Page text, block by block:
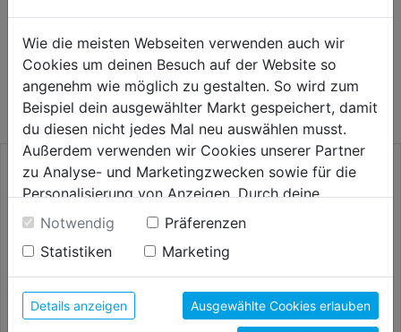
WEITERE PRODUKTE AUS DIESER
KATEGORIE
Wie die meisten Webseiten verwenden auch wir
Cookies um deinen Besuch auf der Website so
angenehm wie möglich zu gestalten. So wird zum
Beispiel dein ausgewählter Markt gespeichert, damit
du diesen nicht jedes Mal neu auswählen musst.
Außerdem verwenden wir Cookies unserer Partner
zu Analyse- und Marketingzwecken sowie für die
Personalisierung von Anzeigen. Durch deine
Einwilligung werden die Daten von Drittanbieter,
unter anderem auch in den USA, verarbeitet.
Durch Klick auf "Alle Cookies erlauben" stimmst du
der Verwendung aller Cookies zu. Unter "Details
anzeigen" findest du alle Infos zu den
unterschiedlichen Cookies, unter "Cookies
Notwendig
Präferenzen
Statistiken
Marketing
Details anzeigen Ausgewählte Cookies erlauben